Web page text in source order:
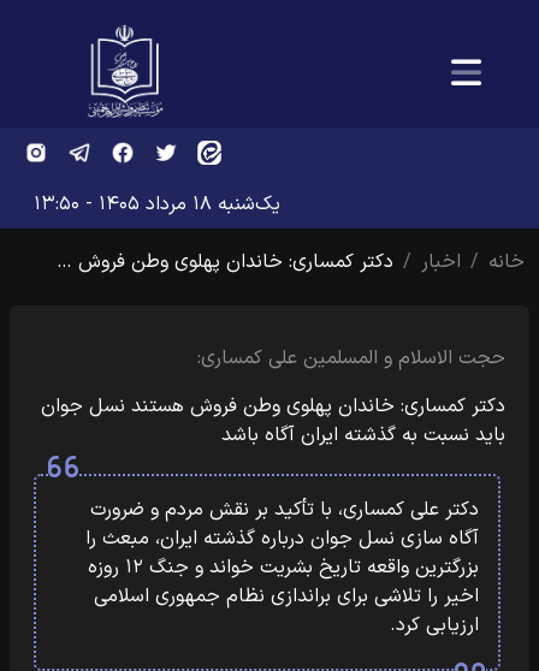
یک‌شنبه ۱۸ مرداد ۱۴۰۵ - ۱۳:۵۰
خانه
اخبار دکتر کمساری: خاندان پهلوی وطن فروش …
حجت الاسلام و المسلمین علی کمساری:
دکتر کمساری: خاندان پهلوی وطن فروش هستند نسل جوان
باید نسبت به گذشته ایران آگاه باشد
دکتر علی کمساری، با تأکید بر نقش مردم و ضرورت
آگاه سازی نسل جوان درباره گذشته ایران، مبعث را
بزرگترین واقعه تاریخ بشریت خواند و جنگ ۱۲ روزه
اخیر را تلاشی برای براندازی نظام جمهوری اسلامی
ارزیابی کرد.